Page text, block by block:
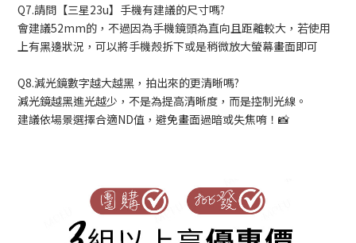
Q7.請問【三星23u】手機有建議的尺寸嗎?
會建議52mm的，不過因為手機鏡頭為直向且距離較大，若使用
上有黑邊狀況，可以將手機殼拆下或是稍微放大螢幕畫面即可
Q8.減光鏡數字越大越黑，拍出來的更清晰嗎?
減光鏡越黑進光越少，不是為提高清晰度，而是控制光線。
建議依場景選擇合適ND值，避免畫面過暗或失焦唷！📸